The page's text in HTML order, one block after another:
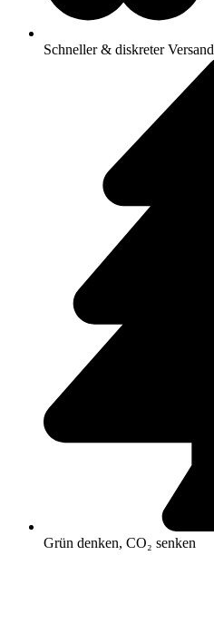
Schneller & diskreter Versand
Grün denken, CO₂ senken